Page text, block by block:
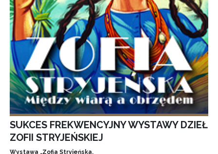
SUKCES FREKWENCYJNY WYSTAWY DZIEŁ
ZOFII STRYJEŃSKIEJ
Wystawa „Zofia Stryjeńska.